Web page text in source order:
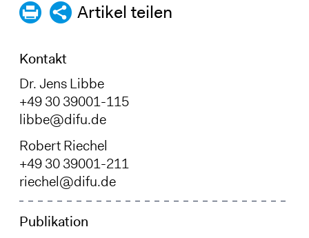
Artikel teilen
Kontakt
Dr. Jens Libbe
+49 30 39001-115
libbe@difu.de
Robert Riechel
+49 30 39001-211
riechel@difu.de
Publikation